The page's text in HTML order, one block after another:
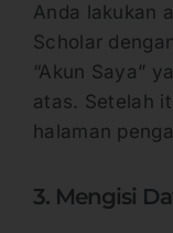
Anda lakukan
Scholar
“Akun Saya”
atas. Setelah
halaman
3. Mengisi